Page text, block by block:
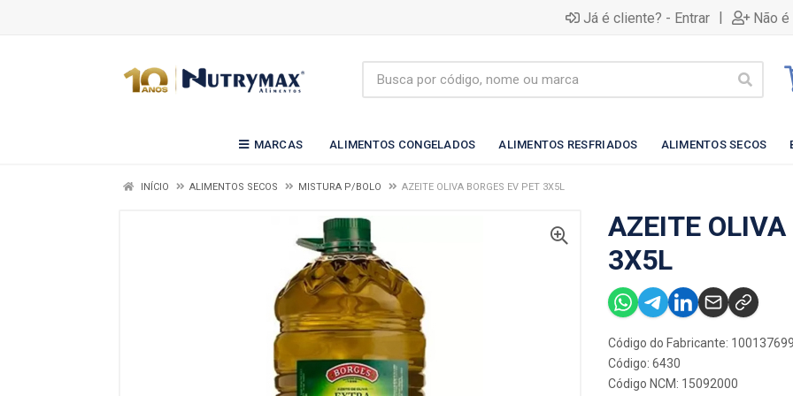
Já é cliente? - Entrar | Não
MARCAS ALIMENTOS CONGELADOS ALIMENTOS RESFRIADOS ALIMENTOS SECOS
INÍCIO ALIMENTOS SECOS MISTURA P/BOLO AZEITE OLIVA BORGES EV PET 3X5L
AZEITE OLIVA
3X5L
Código do Fabricante:
Código: 6430
Código NCM: 15092000